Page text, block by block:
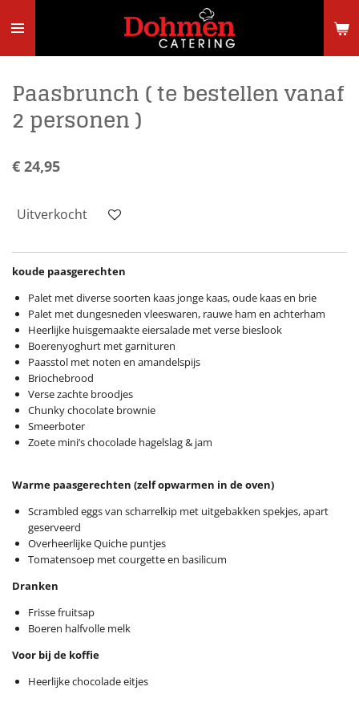
direct
Paasbrunch ( te bestellen vanaf
2 personen )
€ 24,95
Uitverkocht
koude paasgerechten
Palet met diverse soorten kaas jonge kaas, oude kaas en brie
Palet met dungesneden vleeswaren, rauwe ham en achterham
Heerlijke huisgemaakte eiersalade met verse bieslook
Boerenyoghurt met garnituren
Paasstol met noten en amandelspijs
Briochebrood
Verse zachte broodjes
Chunky chocolate brownie
Smeerboter
Zoete mini’s chocolade hagelslag & jam
Warme paasgerechten (zelf opwarmen in de oven)
Scrambled eggs van scharrelkip met uitgebakken spekjes, apart
geserveerd
Overheerlijke Quiche puntjes
Tomatensoep met courgette en basilicum
Dranken
Frisse fruitsap
Boeren halfvolle melk
Voor bij de koffie
Heerlijke chocolade eitjes